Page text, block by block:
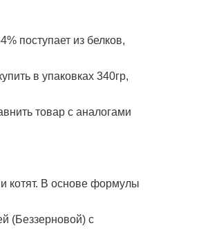
поступает из белков,
в упаковках 340гр,
товар с аналогами
котят. В основе формулы
(Беззерновой) с